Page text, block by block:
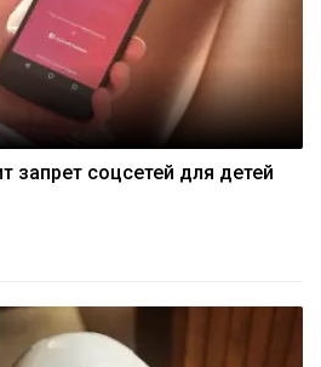
запрет соцсетей для детей